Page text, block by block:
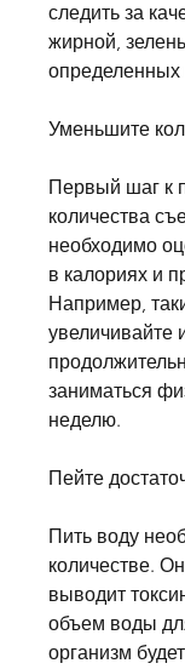
следить за
жирной,
определенных
Уменьшите
Первый шаг к
количества
необходимо
в калориях и
Например,
увеличивайте
заниматься
неделю.
Пейте
Пить воду
количестве.
выводит
объем воды
организм